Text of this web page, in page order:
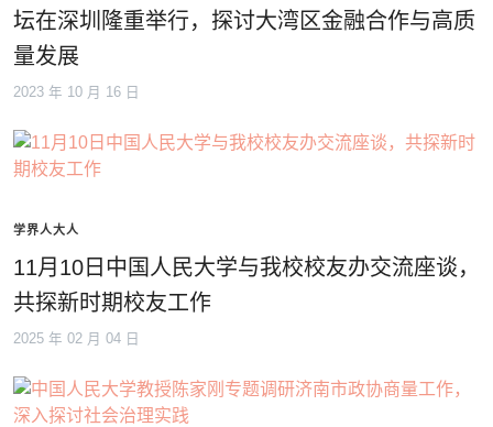
坛在深圳隆重举行，探讨大湾区金融合作与高质
量发展
2023 年 10 月 16 日
学界人大人
11月10日中国人民大学与我校校友办交流座谈，
共探新时期校友工作
2025 年 02 月 04 日